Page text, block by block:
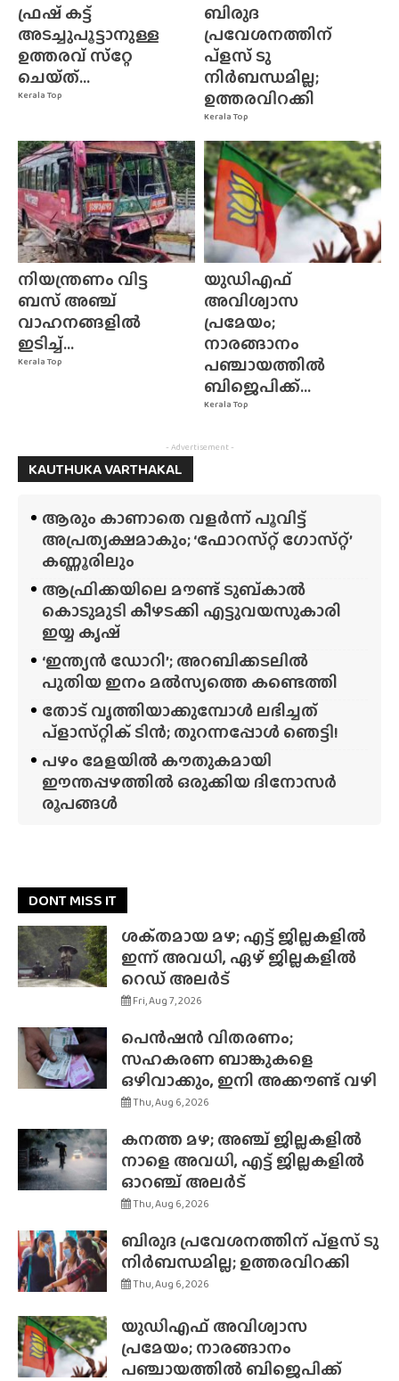
Kerala Top
ഫ്രഷ് കട്ട്
അടച്ചുപൂട്ടാനുള്ള
ഉത്തരവ് സ്‌റ്റേ
ചെയ്‌ത്‌...
Kerala Top
ബിരുദ
പ്രവേശനത്തിന്
പ്ളസ് ടു
നിർബന്ധമില്ല;
ഉത്തരവിറക്കി
Kerala Top
നിയന്ത്രണം വിട്ട
ബസ് അഞ്ച്
വാഹനങ്ങളിൽ
ഇടിച്ച്...
Kerala Top
യുഡിഎഫ്
അവിശ്വാസ
പ്രമേയം;
നാരങ്ങാനം
പഞ്ചായത്തിൽ
ബിജെപിക്ക്...
- Advertisement -
KAUTHUKA VARTHAKAL
ആരും കാണാതെ വളർന്ന് പൂവിട്ട്
അപ്രത്യക്ഷമാകും; ‘ഫോറസ്‌റ്റ്‌ ഗോസ്‌റ്റ്’
കണ്ണൂരിലും
ആഫ്രിക്കയിലെ മൗണ്ട് ടുബ്‌കാൽ
കൊടുമുടി കീഴടക്കി എട്ടുവയസുകാരി
ഇയ്യ കൃഷ്
‘ഇന്ത്യൻ ഡോറി’; അറബിക്കടലിൽ
പുതിയ ഇനം മൽസ്യത്തെ കണ്ടെത്തി
തോട് വൃത്തിയാക്കുമ്പോൾ ലഭിച്ചത്
പ്‌ളാസ്‌റ്റിക് ടിൻ; തുറന്നപ്പോൾ ഞെട്ടി!
പഴം മേളയിൽ കൗതുകമായി
ഈന്തപ്പഴത്തിൽ ഒരുക്കിയ ദിനോസർ
രൂപങ്ങൾ
DONT MISS IT
ശക്‌തമായ മഴ; എട്ട് ജില്ലകളിൽ
ഇന്ന് അവധി, ഏഴ് ജില്ലകളിൽ
റെഡ് അലർട്
Fri, Aug 7, 2026
പെൻഷൻ വിതരണം;
സഹകരണ ബാങ്കുകളെ
ഒഴിവാക്കും, ഇനി അക്കൗണ്ട് വഴി
Thu, Aug 6, 2026
കനത്ത മഴ; അഞ്ച് ജില്ലകളിൽ
നാളെ അവധി, എട്ട് ജില്ലകളിൽ
ഓറഞ്ച് അലർട്
Thu, Aug 6, 2026
ബിരുദ പ്രവേശനത്തിന് പ്ളസ് ടു
നിർബന്ധമില്ല; ഉത്തരവിറക്കി
Thu, Aug 6, 2026
യുഡിഎഫ് അവിശ്വാസ
പ്രമേയം; നാരങ്ങാനം
പഞ്ചായത്തിൽ ബിജെപിക്ക്